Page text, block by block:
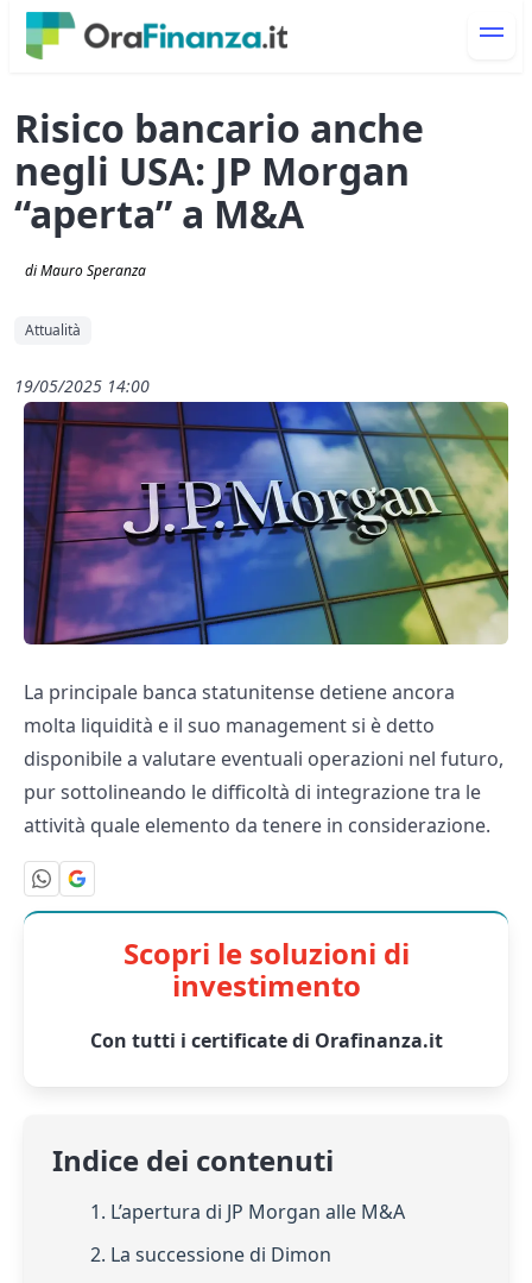
Risico bancario anche
negli USA: JP Morgan
“aperta” a M&A
di Mauro Speranza
Attualità
19/05/2025 14:00
La principale banca statunitense detiene ancora
molta liquidità e il suo management si è detto
disponibile a valutare eventuali operazioni nel futuro,
pur sottolineando le difficoltà di integrazione tra le
attività quale elemento da tenere in considerazione.
Scopri le soluzioni di
investimento
Con tutti i certificate di Orafinanza.it
Indice dei contenuti
1. L’apertura di JP Morgan alle M&A
2. La successione di Dimon